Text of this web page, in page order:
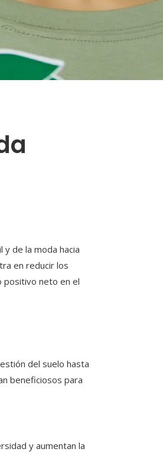
de la moda hacia
en reducir los
positivo neto en el
del suelo hasta
beneficiosos para
y aumentan la